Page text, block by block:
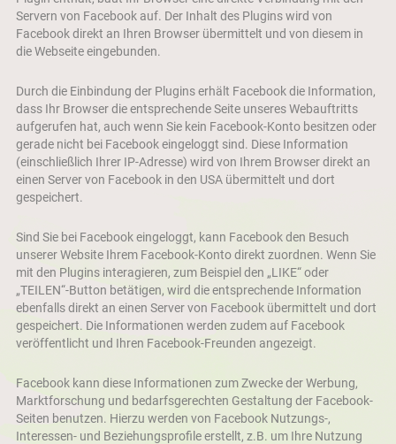
Servern von Facebook auf. Der Inhalt des Plugins wird von
Facebook direkt an Ihren Browser übermittelt und von diesem in
die Webseite eingebunden.
Durch die Einbindung der Plugins erhält Facebook die Information,
dass Ihr Browser die entsprechende Seite unseres Webauftritts
aufgerufen hat, auch wenn Sie kein Facebook-Konto besitzen oder
gerade nicht bei Facebook eingeloggt sind. Diese Information
(einschließlich Ihrer IP-Adresse) wird von Ihrem Browser direkt an
einen Server von Facebook in den USA übermittelt und dort
gespeichert.
Sind Sie bei Facebook eingeloggt, kann Facebook den Besuch
unserer Website Ihrem Facebook-Konto direkt zuordnen. Wenn Sie
mit den Plugins interagieren, zum Beispiel den „LIKE“ oder
„TEILEN“-Button betätigen, wird die entsprechende Information
ebenfalls direkt an einen Server von Facebook übermittelt und dort
gespeichert. Die Informationen werden zudem auf Facebook
veröffentlicht und Ihren Facebook-Freunden angezeigt.
Facebook kann diese Informationen zum Zwecke der Werbung,
Marktforschung und bedarfsgerechten Gestaltung der Facebook-
Seiten benutzen. Hierzu werden von Facebook Nutzungs-,
Interessen- und Beziehungsprofile erstellt, z.B. um Ihre Nutzung